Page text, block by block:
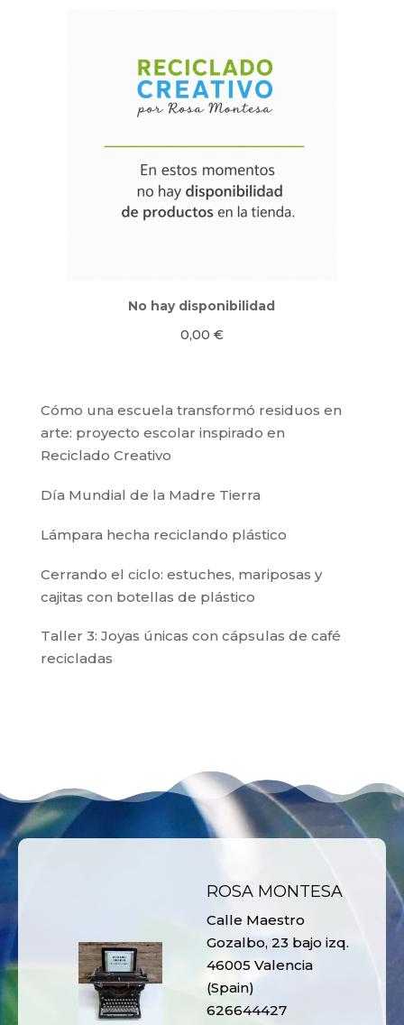
No hay disponibilidad
0,00 €
Cómo una escuela transformó residuos en
arte: proyecto escolar inspirado en
Reciclado Creativo
Día Mundial de la Madre Tierra
Lámpara hecha reciclando plástico
Cerrando el ciclo: estuches, mariposas y
cajitas con botellas de plástico
Taller 3: Joyas únicas con cápsulas de café
recicladas
ROSA MONTESA
Calle Maestro
Gozalbo, 23 bajo izq.
46005 Valencia
(Spain)
626644427